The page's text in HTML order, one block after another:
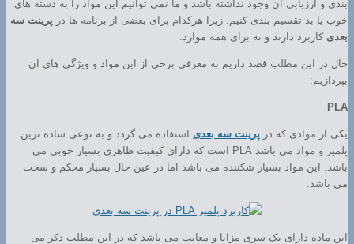
بندی و ارزیابی آن وجود نداشته باشد و ما نمی توانیم این مواد را به دسته های
خوب یا بد تقسیم بندی کنیم. زیرا هرکدام برای بعضی از برنامه ها در پرینت سه
بعدی کاربرد دارند و نه برای همه موارد.
حال در این مطلب قصد داریم به معرفی برخی از این مواد و ویژگی های آن
بپردازیم:
PLA
یکی از موادی که در پرینت سه بعدی استفاده می گردد و به نوعی ساده ترین
پلمیر و مواد می باشد PLA است که دارای کیفیت ظاهری بسیار خوبی می
باشد. این مواد بسیار شکننده می باشد اما در عین حال بسیار محکم و سخت
می باشد.
این ماده دارای یک سری مزایا و معایب می باشد که در این مطلب ذکر می